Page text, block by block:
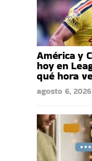
América y
hoy en
qué hora
agosto 6, 2026